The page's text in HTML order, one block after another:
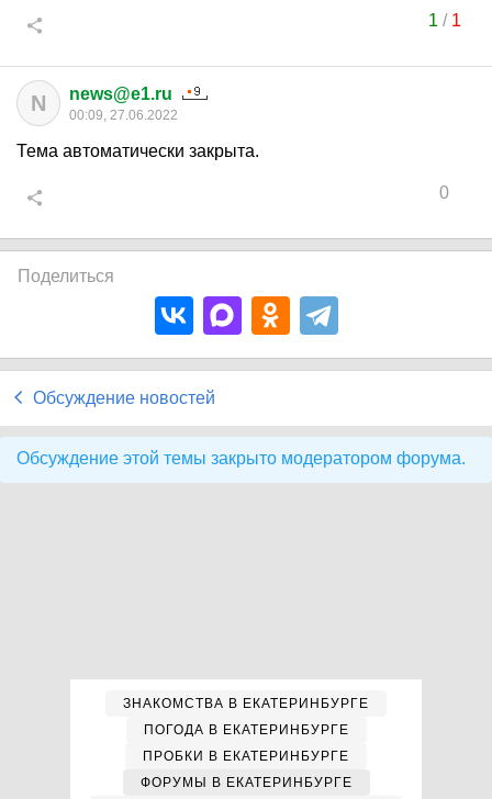
1 / 1
N news@e1.ru
00:09, 27.06.2022
Тема автоматически закрыта.
0
Поделиться
Обсуждение новостей
Обсуждение этой темы закрыто модератором форума.
ЗНАКОМСТВА В ЕКАТЕРИНБУРГЕ
ПОГОДА В ЕКАТЕРИНБУРГЕ
ПРОБКИ В ЕКАТЕРИНБУРГЕ
ФОРУМЫ В ЕКАТЕРИНБУРГЕ